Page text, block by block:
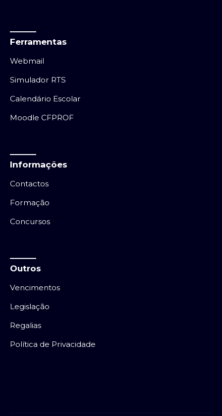
Ferramentas
Webmail
Simulador RTS
Calendário Escolar
Moodle CFPROF
Informações
Contactos
Formação
Concursos
Outros
Vencimentos
Legislação
Regalias
Política de Privacidade